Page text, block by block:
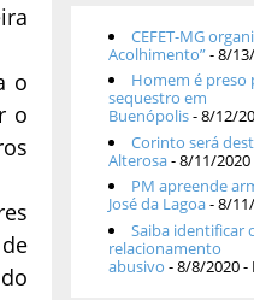
o
o
CEFET-MG
Acolhimento”- 8/
Homem é preso
sequestro em
Buenópolis- 8/12/
Corinto será
Alterosa- 8/11/2020
PM apreende
José da Lagoa- 8/
Saiba identificar
relacionamento
abusivo - 8/8/2020-